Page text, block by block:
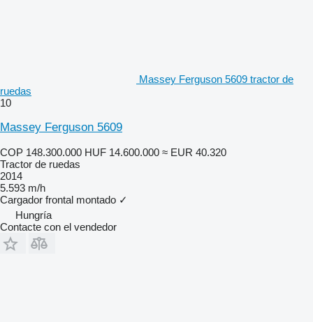
Massey Ferguson 5609 tractor de
ruedas
10
Massey Ferguson 5609
COP 148.300.000 HUF 14.600.000 ≈ EUR 40.320
Tractor de ruedas
2014
5.593 m/h
Cargador frontal montado ✓
Hungría
Contacte con el vendedor